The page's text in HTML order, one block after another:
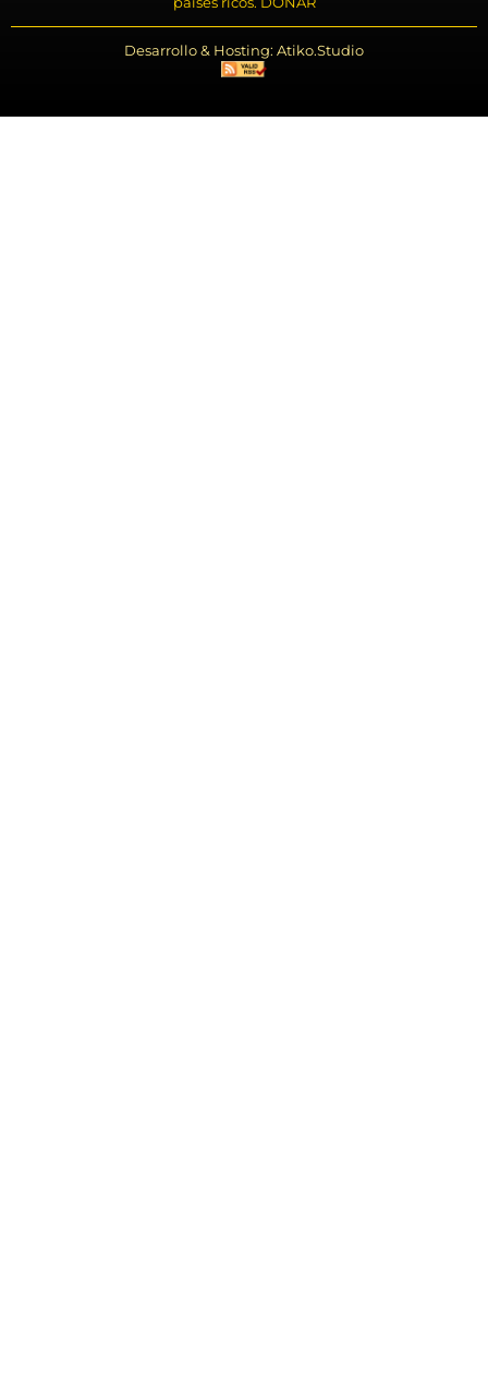
Desarrollo & Hosting: Atiko.Studio